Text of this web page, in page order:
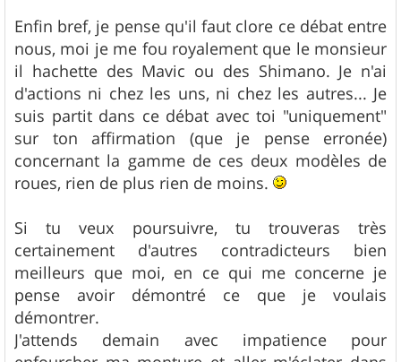
Enfin bref, je pense qu'il faut clore ce débat entre
nous, moi je me fou royalement que le monsieur
il hachette des Mavic ou des Shimano. Je n'ai
d'actions ni chez les uns, ni chez les autres... Je
suis partit dans ce débat avec toi "uniquement"
sur ton affirmation (que je pense erronée)
concernant la gamme de ces deux modèles de
roues, rien de plus rien de moins.
Si tu veux poursuivre, tu trouveras très
certainement d'autres contradicteurs bien
meilleurs que moi, en ce qui me concerne je
pense avoir démontré ce que je voulais
démontrer.
J'attends demain avec impatience pour